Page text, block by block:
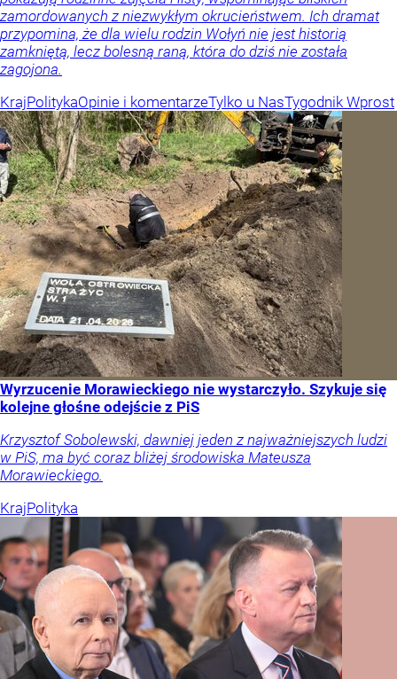
zamordowanych z niezwykłym okrucieństwem. Ich dramat
przypomina, że dla wielu rodzin Wołyń nie jest historią
zamkniętą, lecz bolesną raną, która do dziś nie została
zagojona.
KrajPolitykaOpinie i komentarzeTylko u NasTygodnik Wprost
Wyrzucenie Morawieckiego nie wystarczyło. Szykuje się
kolejne głośne odejście z PiS
Krzysztof Sobolewski, dawniej jeden z najważniejszych ludzi
w PiS, ma być coraz bliżej środowiska Mateusza
Morawieckiego.
KrajPolityka